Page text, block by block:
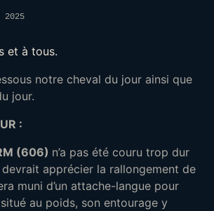
2025
et à tous.
notre cheval du jour ainsi que
jour.
:
(606) n’a pas été couru trop dur
apprécier la rallongement de
muni d’un attache-langue pour
situé au poids, son entourage y